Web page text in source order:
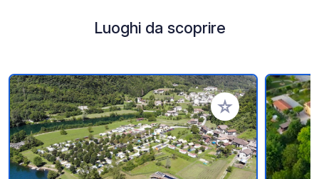
Luoghi da scoprire
Aggiungi ai tuoi